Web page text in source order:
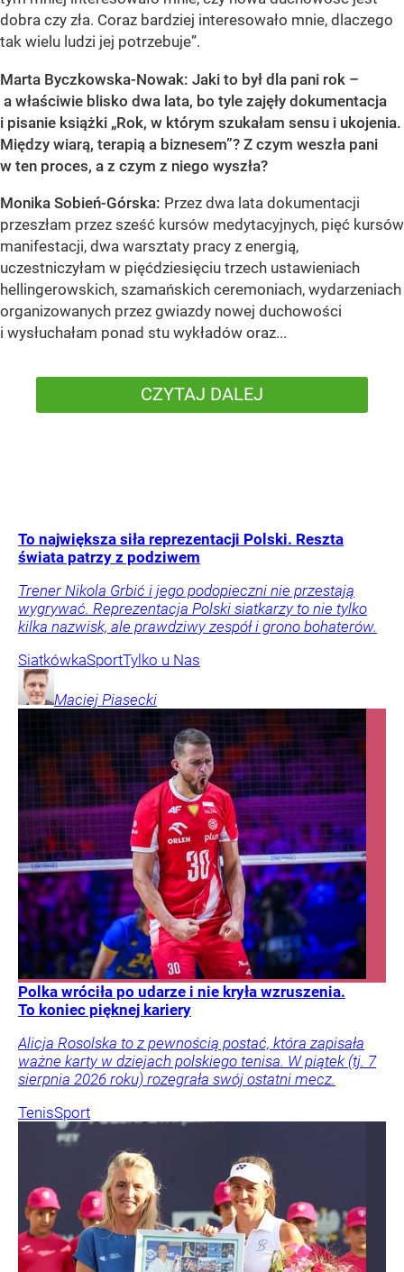
dobra czy zła. Coraz bardziej interesowało mnie, dlaczego
tak wielu ludzi jej potrzebuje”.
Marta Byczkowska-Nowak: Jaki to był dla pani rok –
a właściwie blisko dwa lata, bo tyle zajęły dokumentacja
i pisanie książki „Rok, w którym szukałam sensu i ukojenia.
Między wiarą, terapią a biznesem”? Z czym weszła pani
w ten proces, a z czym z niego wyszła?
Monika Sobień-Górska: Przez dwa lata dokumentacji
przeszłam przez sześć kursów medytacyjnych, pięć kursów
manifestacji, dwa warsztaty pracy z energią,
uczestniczyłam w pięćdziesięciu trzech ustawieniach
hellingerowskich, szamańskich ceremoniach, wydarzeniach
organizowanych przez gwiazdy nowej duchowości
i wysłuchałam ponad stu wykładów oraz...
CZYTAJ DALEJ
To największa siła reprezentacji Polski. Reszta
świata patrzy z podziwem
Trener Nikola Grbić i jego podopieczni nie przestają
wygrywać. Reprezentacja Polski siatkarzy to nie tylko
kilka nazwisk, ale prawdziwy zespół i grono bohaterów.
SiatkówkaSportTylko u Nas
Maciej Piasecki
Polka wróciła po udarze i nie kryła wzruszenia.
To koniec pięknej kariery
Alicja Rosolska to z pewnością postać, która zapisała
ważne karty w dziejach polskiego tenisa. W piątek (tj. 7
sierpnia 2026 roku) rozegrała swój ostatni mecz.
TenisSport